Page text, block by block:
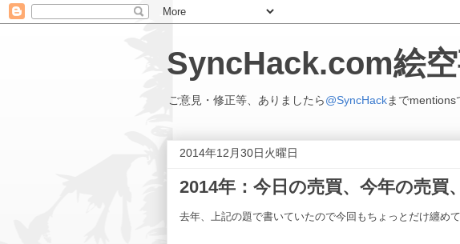
SyncHack.com絵
ご意見・修正等、ありましたら@SyncHackまでmentions
2014年12月30日火曜日
2014年：今日の売買、今年の売買
去年、上記の題で書いていたので今回もちょっとだけ纏めて